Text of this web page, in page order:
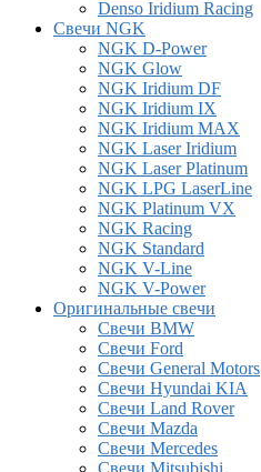
Denso Iridium Racing
Свечи NGK
NGK D-Power
NGK Glow
NGK Iridium DF
NGK Iridium IX
NGK Iridium MAX
NGK Laser Iridium
NGK Laser Platinum
NGK LPG LaserLine
NGK Platinum VX
NGK Racing
NGK Standard
NGK V-Line
NGK V-Power
Оригинальные свечи
Свечи BMW
Свечи Ford
Свечи General Motors
Свечи Hyundai KIA
Свечи Land Rover
Свечи Mazda
Свечи Mercedes
Свечи Mitsubishi